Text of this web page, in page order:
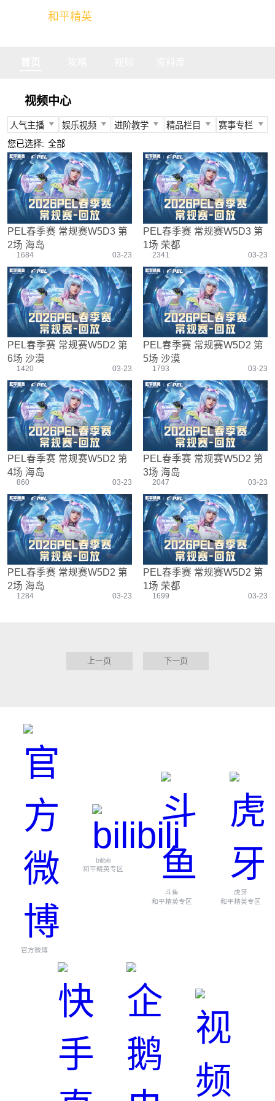
和平精英
视频中心
人气主播 娱乐视频 进阶教学 精品栏目 赛事专栏
所有
不求人
柔柔
难言
冬季
奇怪君
艺帝帝
晚玉
娱乐精英
情感电台
真人搞笑
带妹大作战
我的憨队友
身法教学
武器装备
资源分布
操作意识
刚枪技巧
野点发育
载具解析
游戏设置
压枪教学
落地选择
官方视频
燃烧吧大局观
盒子有话说
快来扶我
作死鸽
精英测评师
精英操作篇
主播搞笑篇
欢乐时刻
盒平老中医
防弹铁头团
PEC
PEL
TGA
PEGI
其他赛事
赛事回放
精彩集锦
您已选择: 全部
PEL春季赛 常规赛W5D3 第
2场 海岛
1684 03-23
PEL春季赛 常规赛W5D3 第
1场 荣都
2341 03-23
PEL春季赛 常规赛W5D2 第
6场 沙漠
1420 03-23
PEL春季赛 常规赛W5D2 第
5场 沙漠
1793 03-23
PEL春季赛 常规赛W5D2 第
4场 海岛
860 03-23
PEL春季赛 常规赛W5D2 第
3场 海岛
2047 03-23
PEL春季赛 常规赛W5D2 第
2场 海岛
1284 03-23
PEL春季赛 常规赛W5D2 第
1场 荣都
1699 03-23
上一页 下一页
官方微博
bilibili
和平精英专区
斗鱼
和平精英专区
虎牙
和平精英专区